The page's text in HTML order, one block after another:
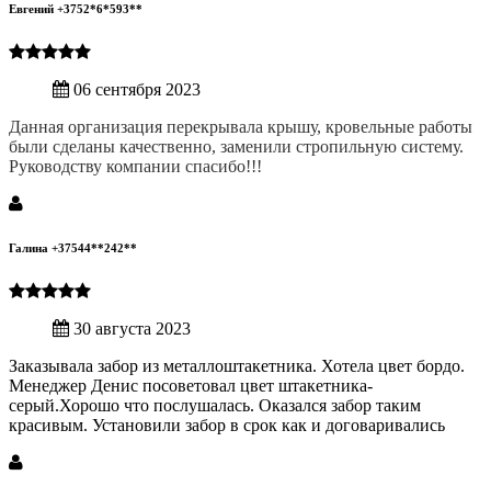
Евгений +3752*6*593**
06 сентября 2023
Данная организация перекрывала крышу, кровельные работы
были сделаны качественно, заменили стропильную систему.
Руководству компании спасибо!!!
Галина +37544**242**
30 августа 2023
Заказывала забор из металлоштакетника. Хотела цвет бордо.
Менеджер Денис посоветовал цвет штакетника-
серый.Хорошо что послушалась. Оказался забор таким
красивым. Установили забор в срок как и договаривались